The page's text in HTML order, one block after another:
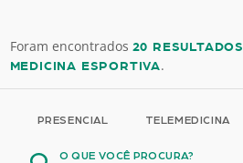
Foram encontrados 20 RESULTADOS
MEDICINA ESPORTIVA.
PRESENCIAL TELEMEDICINA
O QUE VOCÊ PROCURA?